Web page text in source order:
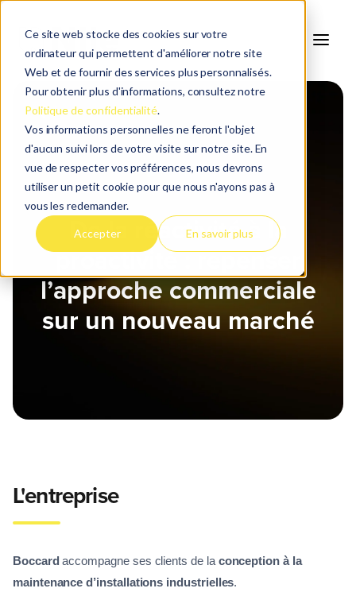
Ce site web stocke des cookies sur votre
ordinateur qui permettent d'améliorer notre site
Web et de fournir des services plus personnalisés.
Pour obtenir plus d'informations, consultez notre
Politique de confidentialité.
Vos informations personnelles ne feront l'objet
d'aucun suivi lors de votre visite sur notre site. En
vue de respecter vos préférences, nous devrons
utiliser un petit cookie pour que nous n'ayons pas à
vous les redemander.
Accepter En savoir plus
De la réactivité à la
proactivité : repenser
l’approche commerciale
sur un nouveau marché
L'entreprise
Boccard accompagne ses clients de la conception à la
maintenance d’installations industrielles.